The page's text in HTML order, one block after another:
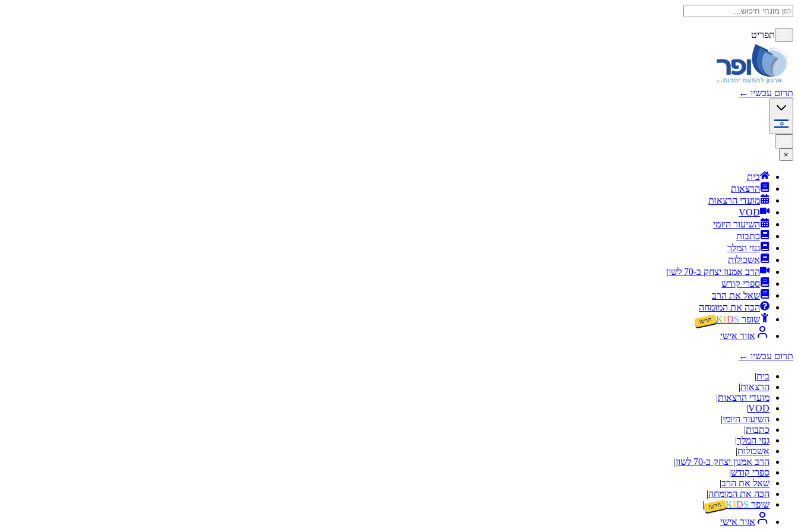
תפריט
תרום עכשיו ←
×
בית
הרצאות
מועדי הרצאות
VOD
השיעור היומי
כתבות
גנזי המלך
אשכולות
הרב אמנון יצחק ב-70 לשון
ספרי קודש
שאל את הרב
הכה את המומחה
שופר
KIDS חדש!
אזור אישי
תרום עכשיו ←
בית|
הרצאות|
מועדי הרצאות|
VOD
|
השיעור היומי|
כתבות|
גנזי המלך|
אשכולות|
הרב אמנון יצחק ב-70 לשון
|
ספרי קודש|
שאל את הרב|
הכה את המומחה|
שופר
KIDS חדש! |
אזור אישי